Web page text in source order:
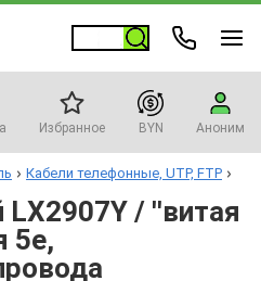
Избранное BYN Аноним
Кабели телефонные, UTP, FTP
LX2907Y / ''витая
5е,